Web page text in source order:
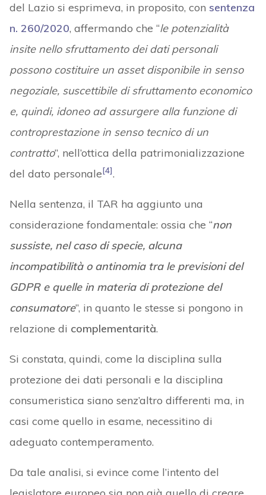
del Lazio si esprimeva, in proposito, con sentenza
n. 260/2020, affermando che “le potenzialità
insite nello sfruttamento dei dati personali
possono costituire un asset disponibile in senso
negoziale, suscettibile di sfruttamento economico
e, quindi, idoneo ad assurgere alla funzione di
controprestazione in senso tecnico di un
contratto”, nell’ottica della patrimonializzazione
del dato personale[4].
Nella sentenza, il TAR ha aggiunto una
considerazione fondamentale: ossia che “non
sussiste, nel caso di specie, alcuna
incompatibilità o antinomia tra le previsioni del
GDPR e quelle in materia di protezione del
consumatore”, in quanto le stesse si pongono in
relazione di complementarità.
Si constata, quindi, come la disciplina sulla
protezione dei dati personali e la disciplina
consumeristica siano senz’altro differenti ma, in
casi come quello in esame, necessitino di
adeguato contemperamento.
Da tale analisi, si evince come l’intento del